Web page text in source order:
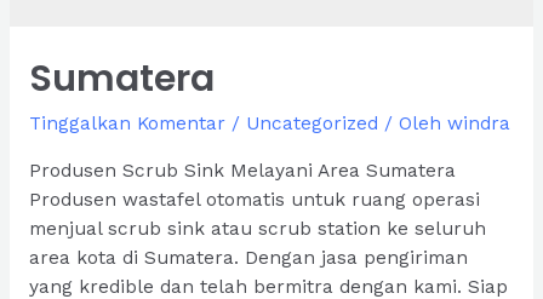
Sumatera
Tinggalkan Komentar / Uncategorized / Oleh windra
Produsen Scrub Sink Melayani Area Sumatera
Produsen wastafel otomatis untuk ruang operasi
menjual scrub sink atau scrub station ke seluruh
area kota di Sumatera. Dengan jasa pengiriman
yang kredible dan telah bermitra dengan kami. Siap